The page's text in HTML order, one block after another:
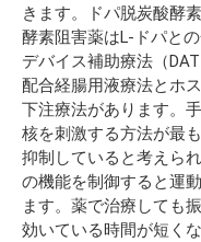
きます。ドパ脱炭酸酵
酵素阻害薬はL-ドパとの
デバイス補助療法（
配合経腸用液療法とホ
下注療法があります。
核を刺激する方法が最
抑制していると考えら
の機能を制御すると運
ます。薬で治療しても
効いている時間が短く